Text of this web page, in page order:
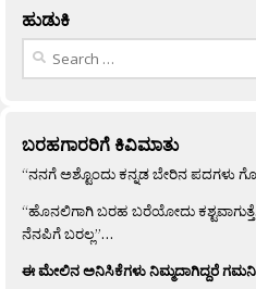
ಹುಡುಕಿ
Search
ಬರಹಗಾರರಿಗೆ ಕಿವಿಮಾತು
“ನನಗೆ ಅಶ್ಟೊಂದು ಕನ್ನಡ ಬೇರಿನ ಪದಗಳು
“ಹೊನಲಿಗಾಗಿ ಬರಹ ಬರೆಯೋದು
ನೆನಪಿಗೆ ಬರಲ್ಲ”…
ಈ ಮೇಲಿನ ಅನಿಸಿಕೆಗಳು ನಿಮ್ಮದಾಗಿದ್ದರೆ